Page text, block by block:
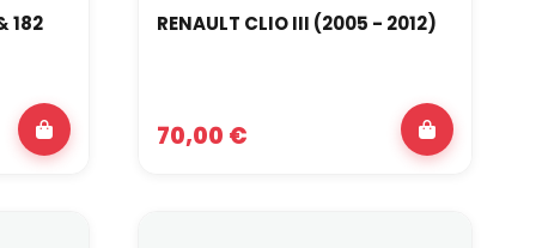
182
RENAULT CLIO III (2005 - 2012)
70,00 €